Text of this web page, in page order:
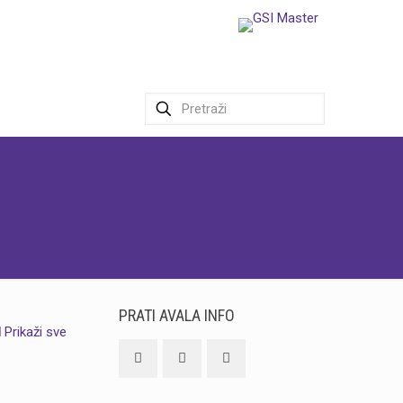
Prikaži sve
PRATI AVALA INFO